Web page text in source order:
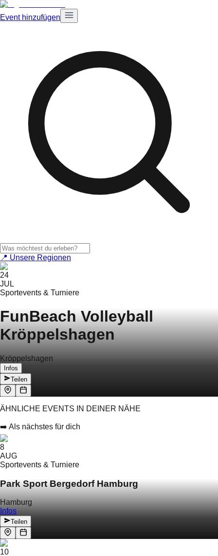
Event hinzufügen
📍 Unsere Regionen
24
JUL
Sportevents & Turniere
FunBeach Volleyball
Kröppelshagen
Kröppelshagen
Infos
Teilen
ÄHNLICHE EVENTS IN DEINER NÄHE
➡️ Als nächstes für dich
8
AUG
Sportevents & Turniere
Park Sport Bergedorf Hamburg
Hamburg
Infos
Teilen
10